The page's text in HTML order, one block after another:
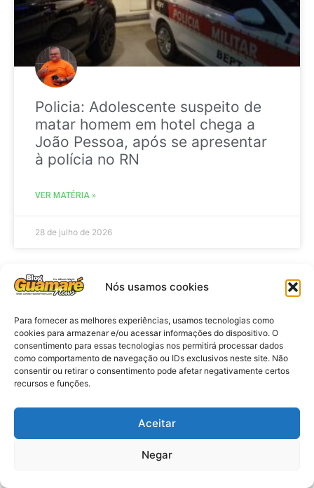
Nós usamos cookies
Para fornecer as melhores experiências, usamos tecnologias como
cookies para armazenar e/ou acessar informações do dispositivo. O
consentimento para essas tecnologias nos permitirá processar dados
como comportamento de navegação ou IDs exclusivos neste site. Não
consentir ou retirar o consentimento pode afetar negativamente certos
recursos e funções.
Aceitar
Negar
Policia: Adolescente suspeito de
matar homem em hotel chega a
João Pessoa, após se apresentar
à polícia no RN
VER MATÉRIA »
28 de julho de 2026
Eleições 2026: procuradores e